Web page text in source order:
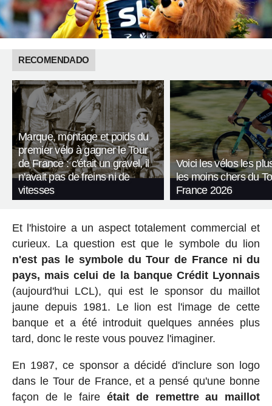
RECOMENDADO
Marque, montage et poids du
premier vélo à gagner le Tour
de France : c'était un gravel, il
n'avait pas de freins ni de
vitesses
Voici les vélos les
les moins chers du
France 2026
Et l'histoire a un aspect totalement commercial et
curieux. La question est que le symbole du lion
n'est pas le symbole du Tour de France ni du
pays, mais celui de la banque Crédit Lyonnais
(aujourd'hui LCL), qui est le sponsor du maillot
jaune depuis 1981. Le lion est l'image de cette
banque et a été introduit quelques années plus
tard, donc le reste vous pouvez l'imaginer.
En 1987, ce sponsor a décidé d'inclure son logo
dans le Tour de France, et a pensé qu'une bonne
façon de le faire était de remettre au maillot